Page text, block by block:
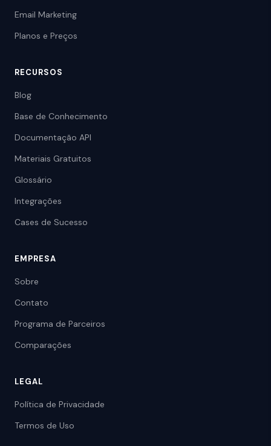
Email Marketing
Planos e Preços
RECURSOS
Blog
Base de Conhecimento
Documentação API
Materiais Gratuitos
Glossário
Integrações
Cases de Sucesso
EMPRESA
Sobre
Contato
Programa de Parceiros
Comparações
LEGAL
Política de Privacidade
Termos de Uso